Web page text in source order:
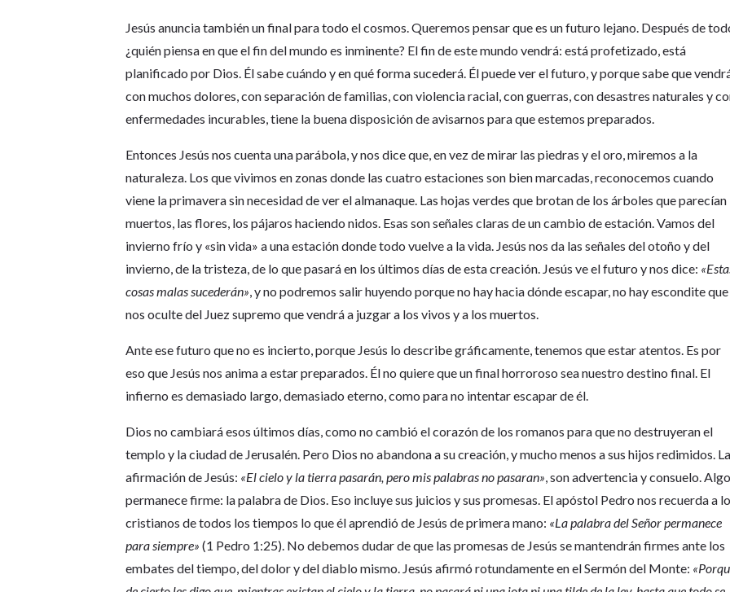
Jesús anuncia también un final para todo el cosmos. Queremos pensar que es un futuro lejano. Después de
¿quién piensa en que el fin del mundo es inminente? El fin de este mundo vendrá: está profetizado, está
planificado por Dios. Él sabe cuándo y en qué forma sucederá. Él puede ver el futuro, y porque sabe que
con muchos dolores, con separación de familias, con violencia racial, con guerras, con desastres naturales y
enfermedades incurables, tiene la buena disposición de avisarnos para que estemos preparados.
Entonces Jesús nos cuenta una parábola, y nos dice que, en vez de mirar las piedras y el oro, miremos a la
naturaleza. Los que vivimos en zonas donde las cuatro estaciones son bien marcadas, reconocemos cuando
viene la primavera sin necesidad de ver el almanaque. Las hojas verdes que brotan de los árboles que parecían
muertos, las flores, los pájaros haciendo nidos. Esas son señales claras de un cambio de estación. Vamos del
invierno frío y «sin vida» a una estación donde todo vuelve a la vida. Jesús nos da las señales del otoño y del
invierno, de la tristeza, de lo que pasará en los últimos días de esta creación. Jesús ve el futuro y nos dice:
cosas malas sucederán» , y no podremos salir huyendo porque no hay hacia dónde escapar, no hay escondite que
nos oculte del Juez supremo que vendrá a juzgar a los vivos y a los muertos.
Ante ese futuro que no es incierto, porque Jesús lo describe gráficamente, tenemos que estar atentos. Es por
eso que Jesús nos anima a estar preparados. Él no quiere que un final horroroso sea nuestro destino final. El
infierno es demasiado largo, demasiado eterno, como para no intentar escapar de él.
Dios no cambiará esos últimos días, como no cambió el corazón de los romanos para que no destruyeran el
templo y la ciudad de Jerusalén. Pero Dios no abandona a su creación, y mucho menos a sus hijos redimidos. La
afirmación de Jesús: «El cielo y la tierra pasarán, pero mis palabras no pasaran» , son advertencia y consuelo. Algo
permanece firme: la palabra de Dios. Eso incluye sus juicios y sus promesas. El apóstol Pedro nos recuerda a
cristianos de todos los tiempos lo que él aprendió de Jesús de primera mano: «La palabra del Señor permanece
para siempre» (1 Pedro 1:25). No debemos dudar de que las promesas de Jesús se mantendrán firmes ante los
embates del tiempo, del dolor y del diablo mismo. Jesús afirmó rotundamente en el Sermón del Monte: